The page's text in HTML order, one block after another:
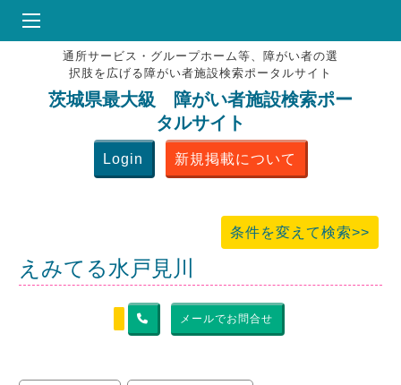
HOME
♥お気にりブックマーク
掲載会員MENU
よくある質問
通所サービス・グループホーム等、障がい者の選
択肢を広げる障がい者施設検索ポータルサイト
茨城県最大級 障がい者施設検索ポー
タルサイト
Login 新規掲載について
条件を変えて検索>>
えみてる水戸見川
メールでお問合せ